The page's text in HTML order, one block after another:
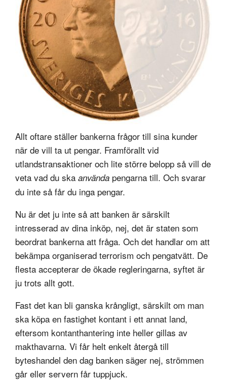
Allt oftare ställer bankerna frågor till sina kunder
när de vill ta ut pengar. Framförallt vid
utlandstransaktioner och lite större belopp så vill de
veta vad du ska använda pengarna till. Och svarar
du inte så får du inga pengar.
Nu är det ju inte så att banken är särskilt
intresserad av dina inköp, nej, det är staten som
beordrat bankerna att fråga. Och det handlar om att
bekämpa organiserad terrorism och pengatvätt. De
flesta accepterar de ökade regleringarna, syftet är
ju trots allt gott.
Fast det kan bli ganska krångligt, särskilt om man
ska köpa en fastighet kontant i ett annat land,
eftersom kontanthantering inte heller gillas av
makthavarna. Vi får helt enkelt återgå till
byteshandel den dag banken säger nej, strömmen
går eller servern får tuppjuck.